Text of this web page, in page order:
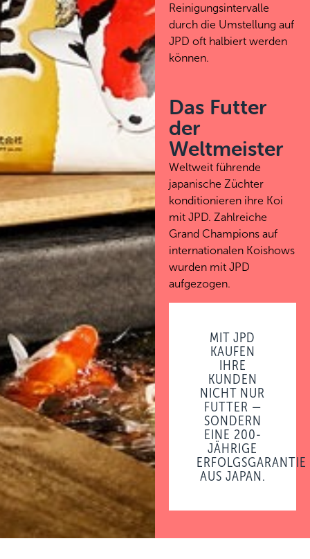
Reinigungsintervalle
durch die Umstellung auf
JPD oft halbiert werden
können.
Das Futter
der
Weltmeister
Weltweit führende
japanische Züchter
konditionieren ihre Koi
mit JPD. Zahlreiche
Grand Champions auf
internationalen Koishows
wurden mit JPD
aufgezogen.
MIT JPD
KAUFEN
IHRE
KUNDEN
NICHT NUR
FUTTER —
SONDERN
EINE 200-
JÄHRIGE
ERFOLGSGARANTIE
AUS JAPAN.